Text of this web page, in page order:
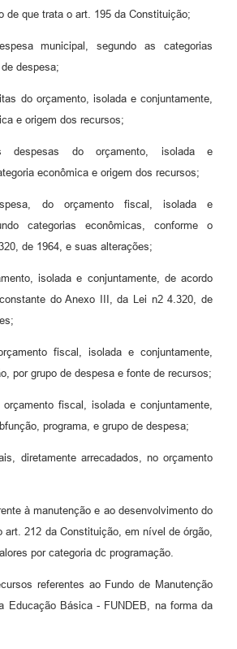
de que trata o art. 195 da Constituição;
municipal, segundo as categorias
despesa;
do orçamento, isolada e conjuntamente,
e origem dos recursos;
do orçamento, isolada e
econômica e origem dos recursos;
do orçamento fiscal, isolada e
categorias econômicas, conforme o
de 1964, e suas alterações;
isolada e conjuntamente, de acordo
do Anexo III, da Lei n2 4.320, de
fiscal, isolada e conjuntamente,
por grupo de despesa e fonte de recursos;
fiscal, isolada e conjuntamente,
programa, e grupo de despesa;
diretamente arrecadados, no orçamento
à manutenção e ao desenvolvimento do
art. 212 da Constituição, em nível de órgão,
por categoria dc programação.
referentes ao Fundo de Manutenção
Educação Básica - FUNDEB, na forma da